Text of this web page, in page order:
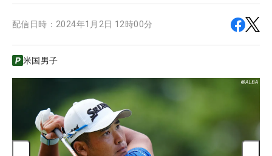
配信日時： 2024年1月2日 12時00分
米国男子